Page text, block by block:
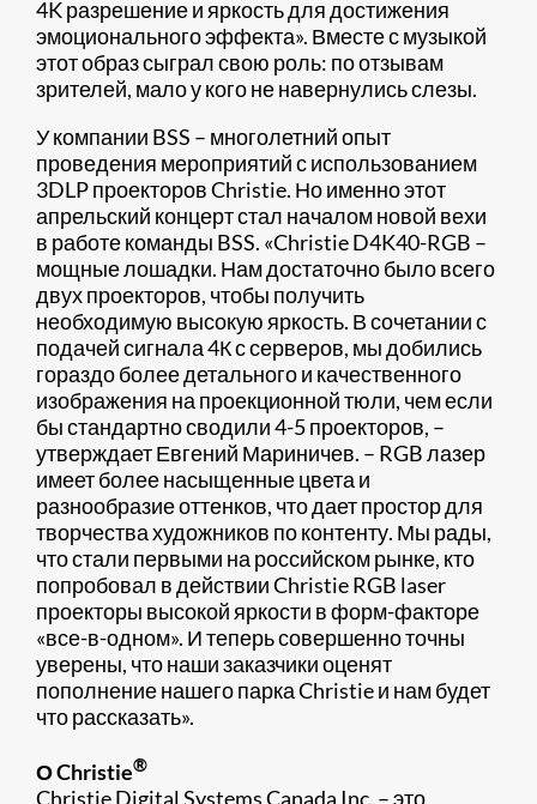
4K разрешение и яркость для достижения
эмоционального эффекта». Вместе с музыкой
этот образ сыграл свою роль: по отзывам
зрителей, мало у кого не навернулись слезы.
У компании BSS – многолетний опыт
проведения мероприятий с использованием
3DLP проекторов Christie. Но именно этот
апрельский концерт стал началом новой вехи
в работе команды BSS. «Christie D4K40-RGB –
мощные лошадки. Нам достаточно было всего
двух проекторов, чтобы получить
необходимую высокую яркость. В сочетании с
подачей сигнала 4К с серверов, мы добились
гораздо более детального и качественного
изображения на проекционной тюли, чем если
бы стандартно сводили 4-5 проекторов, –
утверждает Евгений Мариничев. – RGB лазер
имеет более насыщенные цвета и
разнообразие оттенков, что дает простор для
творчества художников по контенту. Мы рады,
что стали первыми на российском рынке, кто
попробовал в действии Christie RGB laser
проекторы высокой яркости в форм-факторе
«все-в-одном». И теперь совершенно точны
уверены, что наши заказчики оценят
пополнение нашего парка Christie и нам будет
что рассказать».
О Christie®
Christie Digital Systems Canada Inc. – это